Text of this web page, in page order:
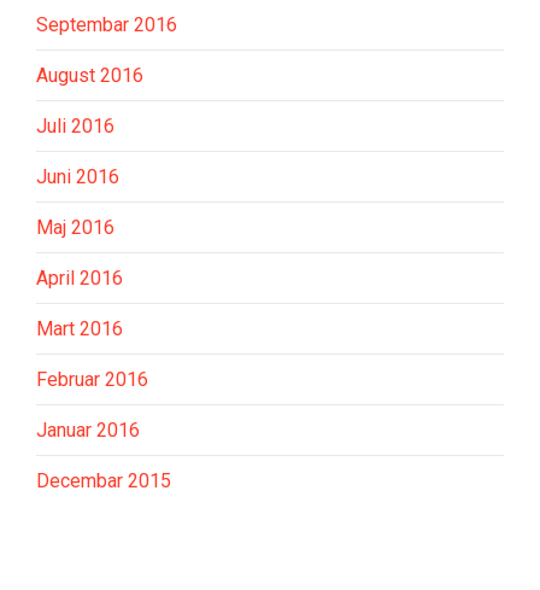
Septembar 2016
August 2016
Juli 2016
Juni 2016
Maj 2016
April 2016
Mart 2016
Februar 2016
Januar 2016
Decembar 2015